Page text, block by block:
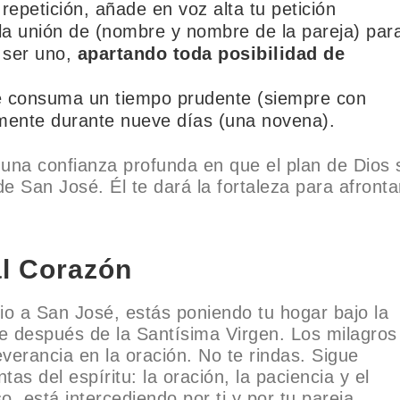
añade en voz alta tu petición
unión de (nombre y nombre de la pareja)
uno, apartando toda posibilidad de
un tiempo prudente (siempre con
durante nueve días (una novena).
confianza profunda en que el plan de Dios
San José. Él te dará la fortaleza para
Corazón
a San José, estás poniendo tu hogar bajo la
después de la Santísima Virgen. Los milagros
en la oración. No te rindas. Sigue
del espíritu: la oración, la paciencia y el